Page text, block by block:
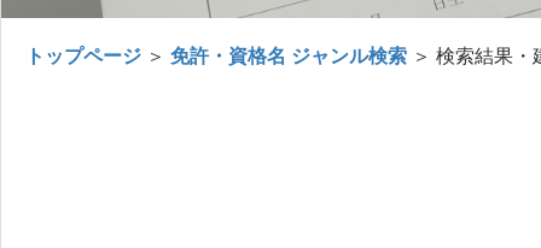
トップページ ＞ 免許・資格名 ジャンル検索 ＞ 検索結果・